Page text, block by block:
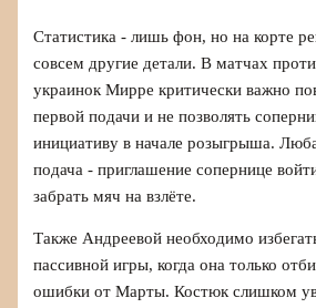
Статистика - лишь фон, но на корте
совсем другие детали. В матчах
украинок Мирре критически важно
первой подачи и не позволять
инициативу в начале розыгрыша.
подача - приглашение сопернице
забрать мяч на взлёте.
Также Андреевой необходимо
пассивной игры, когда она только
ошибки от Марты. Костюк слишком